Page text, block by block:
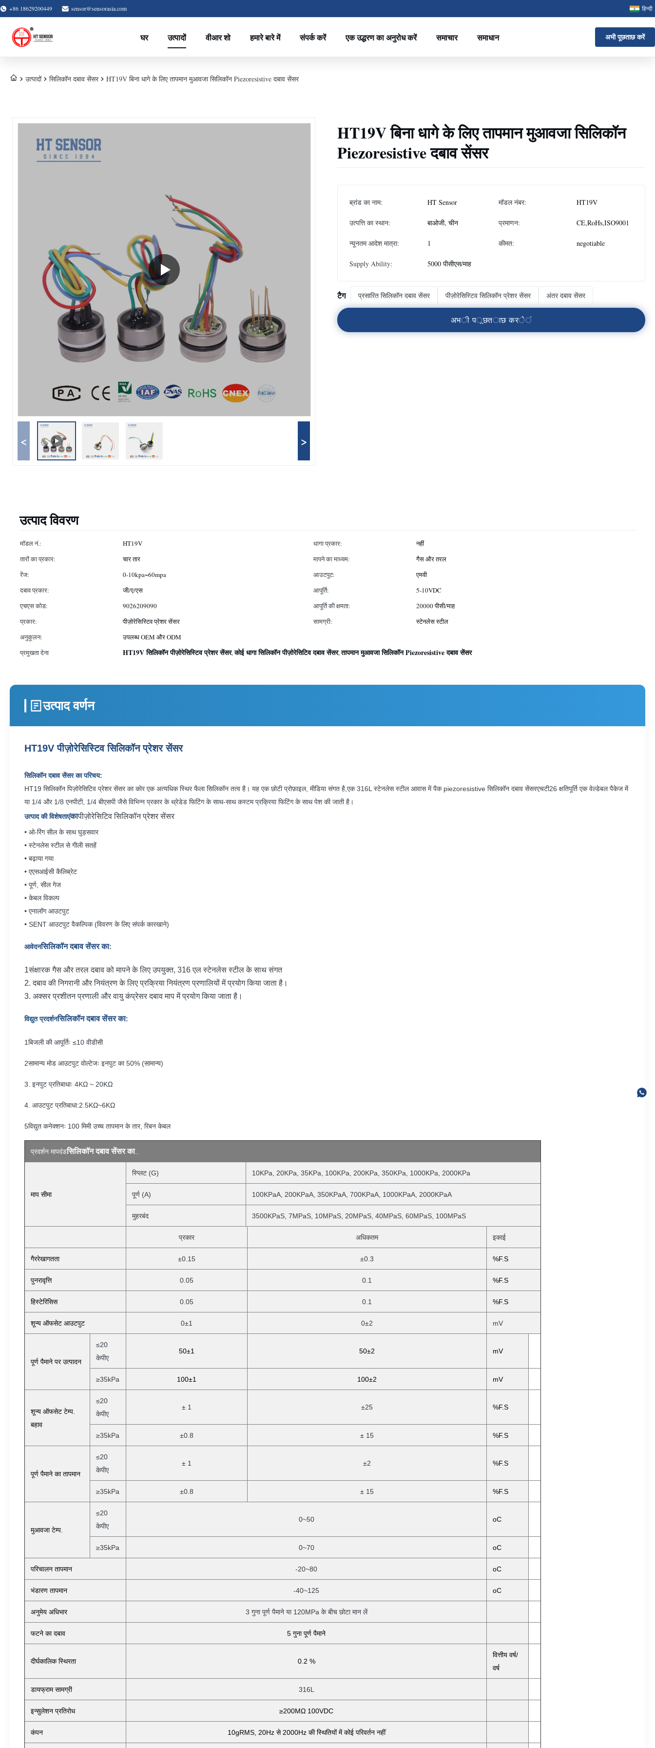
+86 18629200449 sensor@sensorasia.com हिन्दी
घर उत्पादों वीआर शो हमारे बारे में संपर्क करें एक उद्धरण का अनुरोध करें समाचार समाधान अभी पूछताछ करें
उत्पादों सिलिकॉन दबाव सेंसर HT19V बिना धागे के लिए तापमान मुआवजा सिलिकॉन Piezoresistive दबाव सेंसर
< >
HT19V बिना धागे के लिए तापमान मुआवजा सिलिकॉन
Piezoresistive दबाव सेंसर
ब्रांड का नाम: HT Sensor मॉडल नंबर: HT19V
उत्पत्ति का स्थान: बाओजी, चीन प्रमाणन: CE,RoHs,ISO9001
न्यूनतम आदेश मात्रा: 1 कीमत: negotiable
Supply Ability: 5000 पीसीएस/माह
टैग प्रसारित सिलिकॉन दबाव सेंसर पीज़ोरेसिस्टिव सिलिकॉन प्रेशर सेंसर अंतर दबाव सेंसर
अभी पूछताछ करें
उत्पाद विवरण
मॉडल नं.: HT19V धागा प्रकार:
नहीं
तारों का प्रकार:
चार तार मापने का माध्यम:
गैस और तरल
रेंज:
0-10kpa~60mpa आउटपुट:
एमवी
दबाव प्रकार:
जी/ए/एस आपूर्ति:
5-10VDC
एचएस कोड:
9026209090 आपूर्ति की क्षमता:
20000 पीसी/माह
प्रकार:
पीज़ोरेसिस्टिव प्रेशर सेंसर सामग्री:
स्टेनलेस स्टील
अनुकूलन:
उपलब्ध OEM और ODM
प्रमुखता देना
HT19V सिलिकॉन पीज़ोरेसिस्टिव प्रेशर सेंसर,कोई धागा सिलिकॉन पीज़ोरेसिटिव दबाव सेंसर,तापमान मुआवजा सिलिकॉन Piezoresistive दबाव सेंसर
उत्पाद वर्णन
HT19V पीज़ोरेसिस्टिव सिलिकॉन प्रेशर सेंसर
सिलिकॉन दबाव सेंसर का परिचय:
HT19 सिलिकॉन पिज़ोरेसिटिव प्रेशर सेंसर का कोर एक अत्यधिक स्थिर फैला सिलिकॉन तत्व है। यह एक छोटी प्रोफ़ाइल, मीडिया संगत है,एक 316L स्टेनलेस स्टील आवास में पैक piezoresistive सिलिकॉन दबाव सेंसरएचटी26 क्षतिपूर्ति एक वेल्डेबल पैकेज में
या 1/4 और 1/8 एनपीटी, 1/4 बीएसपी जैसे विभिन्न प्रकार के थ्रेडेड फिटिंग के साथ-साथ कस्टम प्रक्रिया फिटिंग के साथ पेश की जाती है।
उत्पाद की विशेषताएंकापीज़ोरेसिटिव सिलिकॉन प्रेशर सेंसर
• ओ-रिंग सील के साथ घुड़सवार
• स्टेनलेस स्टील से गीली सतहें
• बढ़ाया गया
• एएसआईसी कैलिब्रेट
• पूर्ण, सील गेज
• केबल विकल्प
• एनालॉग आउटपुट
• SENT आउटपुट वैकल्पिक (विवरण के लिए संपर्क कारखाने)
आवेदनसिलिकॉन दबाव सेंसर का:
1संक्षारक गैस और तरल दबाव को मापने के लिए उपयुक्त, 316 एल स्टेनलेस स्टील के साथ संगत
2. दबाव की निगरानी और नियंत्रण के लिए प्रक्रिया नियंत्रण प्रणालियों में प्रयोग किया जाता है।
3. अक्सर प्रशीतन प्रणाली और वायु कंप्रेसर दबाव माप में प्रयोग किया जाता है।
विद्युत प्रदर्शनसिलिकॉन दबाव सेंसर का:
1बिजली की आपूर्तिः ≤10 वीडीसी
2सामान्य मोड आउटपुट वोल्टेजः इनपुट का 50% (सामान्य)
3. इनपुट प्रतिबाधाः 4KΩ ~ 20KΩ
4. आउटपुट प्रतिबाधा:2.5KΩ~6KΩ
5विद्युत कनेक्शनः 100 मिमी उच्च तापमान के तार, रिबन केबल
प्रदर्शन मापदंडसिलिकॉन दबाव सेंसर का..
माप सीमा
स्प्लिट (G) 10KPa, 20KPa, 35KPa, 100KPa, 200KPa, 350KPa, 1000KPa, 2000KPa
पूर्ण (A) 100KPaA, 200KPaA, 350KPaA, 700KPaA, 1000KPaA, 2000KPaA
मुहरबंद 3500KPaS, 7MPaS, 10MPaS, 20MPaS, 40MPaS, 60MPaS, 100MPaS
प्रकार अधिकतम इकाई
गैररेखागतता ±0.15 ±0.3 %F.S
पुनरावृत्ति 0.05 0.1 %F.S
हिस्टेरिसिस 0.05 0.1 %F.S
शून्य ऑफसेट आउटपुट 0±1 0±2 mV
पूर्ण पैमाने पर उत्पादन
≤20
केपीए
50±1 50±2 mV
≥35kPa 100±1 100±2 mV
शून्य ऑफसेट टेम्प.
बहाव
≤20
केपीए
± 1 ±25 %F.S
≥35kPa ±0.8 ± 15 %F.S
पूर्ण पैमाने का तापमान
≤20
केपीए
± 1 ±2 %F.S
≥35kPa ±0.8 ± 15 %F.S
मुआवजा टेम्प.
≤20
केपीए
0~50 oC
≥35kPa 0~70 oC
परिचालन तापमान -20~80 oC
भंडारण तापमान -40~125 oC
अनुमेय अधिभार 3 गुना पूर्ण पैमाने या 120MPa के बीच छोटा मान लें
फटने का दबाव 5 गुना पूर्ण पैमाने
दीर्घकालिक स्थिरता 0.2 %
वित्तीय वर्ष/
वर्ष
डायफ्राम सामग्री 316L
इन्सुलेशन प्रतिरोध ≥200MΩ 100VDC
कंपन 10gRMS, 20Hz से 2000Hz की स्थितियों में कोई परिवर्तन नहीं